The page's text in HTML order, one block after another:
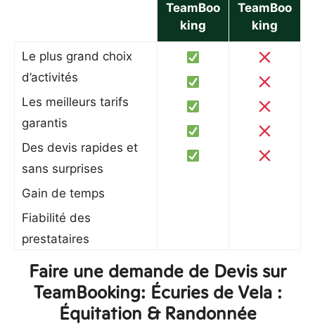
TeamBoo
king
TeamBoo
king
Le plus grand choix
d’activités
Les meilleurs tarifs
garantis
Des devis rapides et
sans surprises
Gain de temps
Fiabilité des
prestataires
Faire une demande de Devis sur
TeamBooking: Écuries de Vela :
Équitation & Randonnée